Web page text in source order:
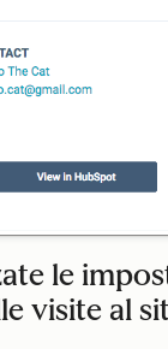
le
visite al